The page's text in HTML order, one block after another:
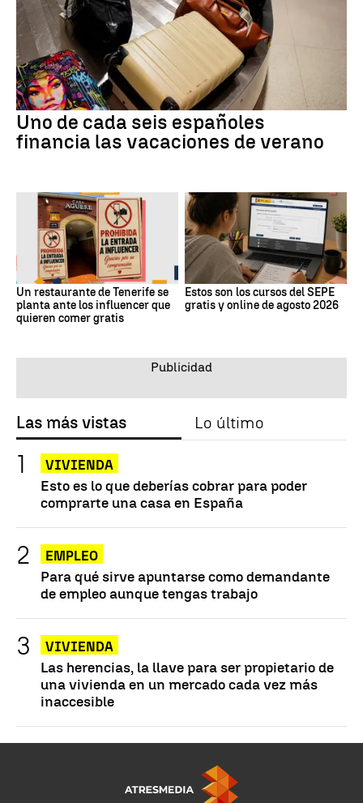
Uno de cada seis españoles
financia las vacaciones de verano
Un restaurante de Tenerife se
planta ante los influencer que
quieren comer gratis
Estos son los cursos del SEPE
gratis y online de agosto 2026
Las más vistas Lo último
VIVIENDA
Esto es lo que deberías cobrar para poder
comprarte una casa en España
EMPLEO
Para qué sirve apuntarse como demandante
de empleo aunque tengas trabajo
VIVIENDA
Las herencias, la llave para ser propietario de
una vivienda en un mercado cada vez más
inaccesible